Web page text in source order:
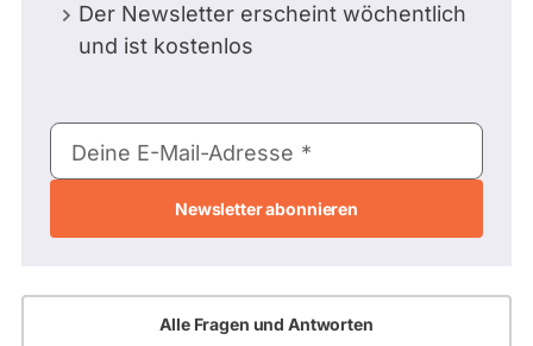
Der Newsletter erscheint wöchentlich
und ist kostenlos
E-
Mail-
Deine E-Mail-Adresse
Alle Fragen und Antworten